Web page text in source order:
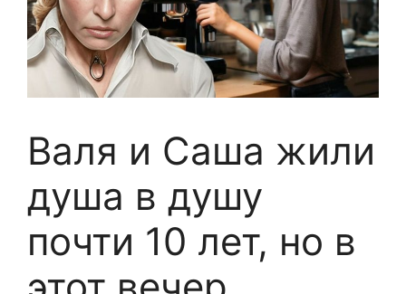
Валя и Саша жили
душа в душу
почти 10 лет, но в